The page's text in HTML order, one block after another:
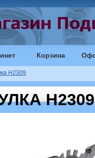
Корзина
H2309
H2309